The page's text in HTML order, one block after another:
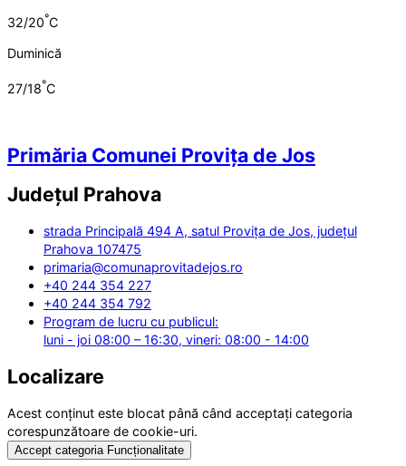
32/20°C
Duminică
27/18°C
Primăria Comunei Provița de Jos
Județul Prahova
strada Principală 494 A, satul Provița de Jos, județul
Prahova 107475
primaria@comunaprovitadejos.ro
+40 244 354 227
+40 244 354 792
Program de lucru cu publicul:
luni - joi 08:00 – 16:30, vineri: 08:00 - 14:00
Localizare
Acest conținut este blocat până când acceptați categoria
corespunzătoare de cookie-uri.
Accept categoria Funcționalitate